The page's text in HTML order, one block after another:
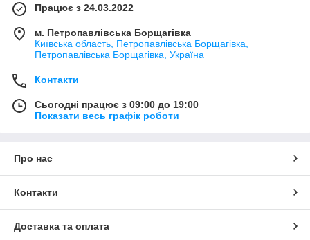
Працює з 24.03.2022
м. Петропавлівська Борщагівка
Київська область, Петропавлівська Борщагівка,
Петропавлівська Борщагівка, Україна
Контакти
Сьогодні працює з 09:00 до 19:00
Показати весь графік роботи
Про нас
Контакти
Доставка та оплата